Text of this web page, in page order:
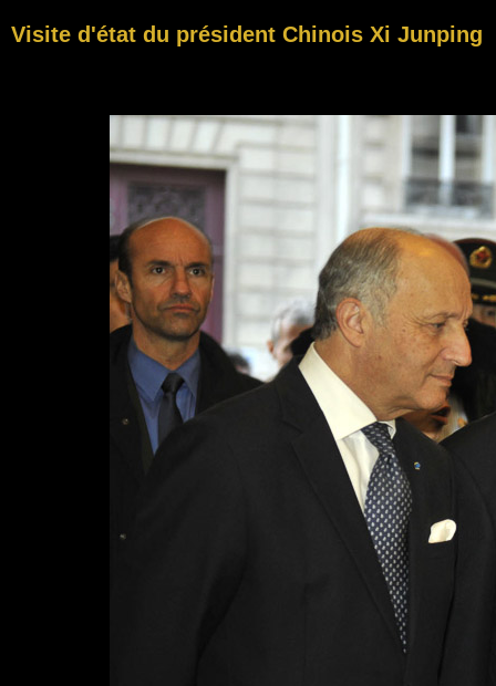
Visite d'état du président Chinois Xi Junping